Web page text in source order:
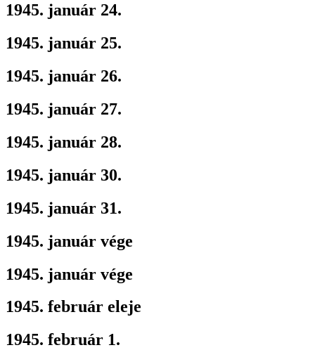
1945. január 24.
1945. január 25.
1945. január 26.
1945. január 27.
1945. január 28.
1945. január 30.
1945. január 31.
1945. január vége
1945. január vége
1945. február eleje
1945. február 1.